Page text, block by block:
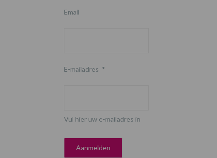
Email
E-mailadres *
Vul hier uw e-mailadres in